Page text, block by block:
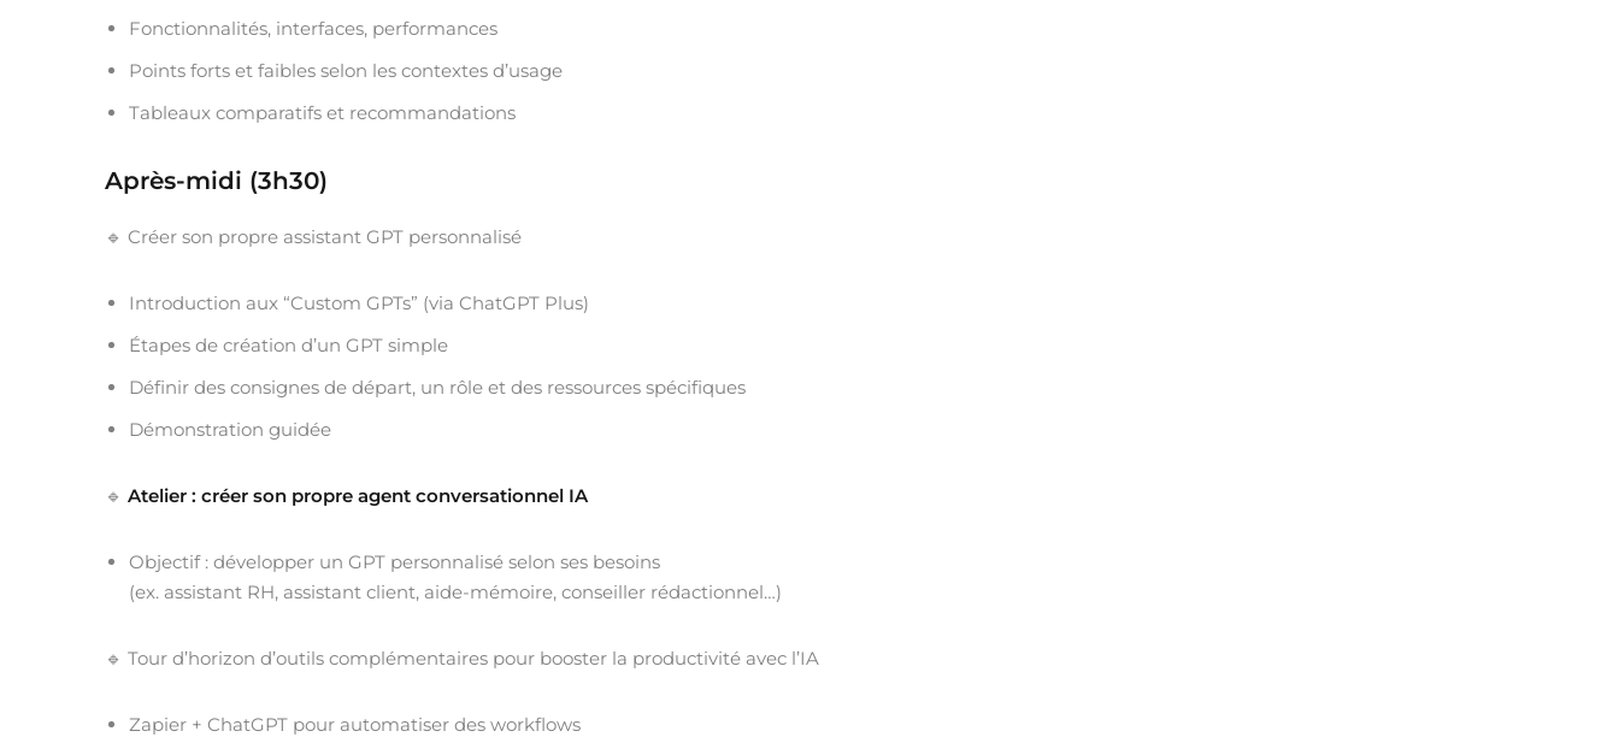
Fonctionnalités, interfaces, performances
Points forts et faibles selon les contextes d’usage
Tableaux comparatifs et recommandations
Après-midi (3h30)
🔹 Créer son propre assistant GPT personnalisé
Introduction aux “Custom GPTs” (via ChatGPT Plus)
Étapes de création d’un GPT simple
Définir des consignes de départ, un rôle et des ressources spécifiques
Démonstration guidée
🔹 Atelier : créer son propre agent conversationnel IA
Objectif : développer un GPT personnalisé selon ses besoins
(ex. assistant RH, assistant client, aide-mémoire, conseiller rédactionnel…)
🔹 Tour d’horizon d’outils complémentaires pour booster la productivité avec l’IA
Zapier + ChatGPT pour automatiser des workflows